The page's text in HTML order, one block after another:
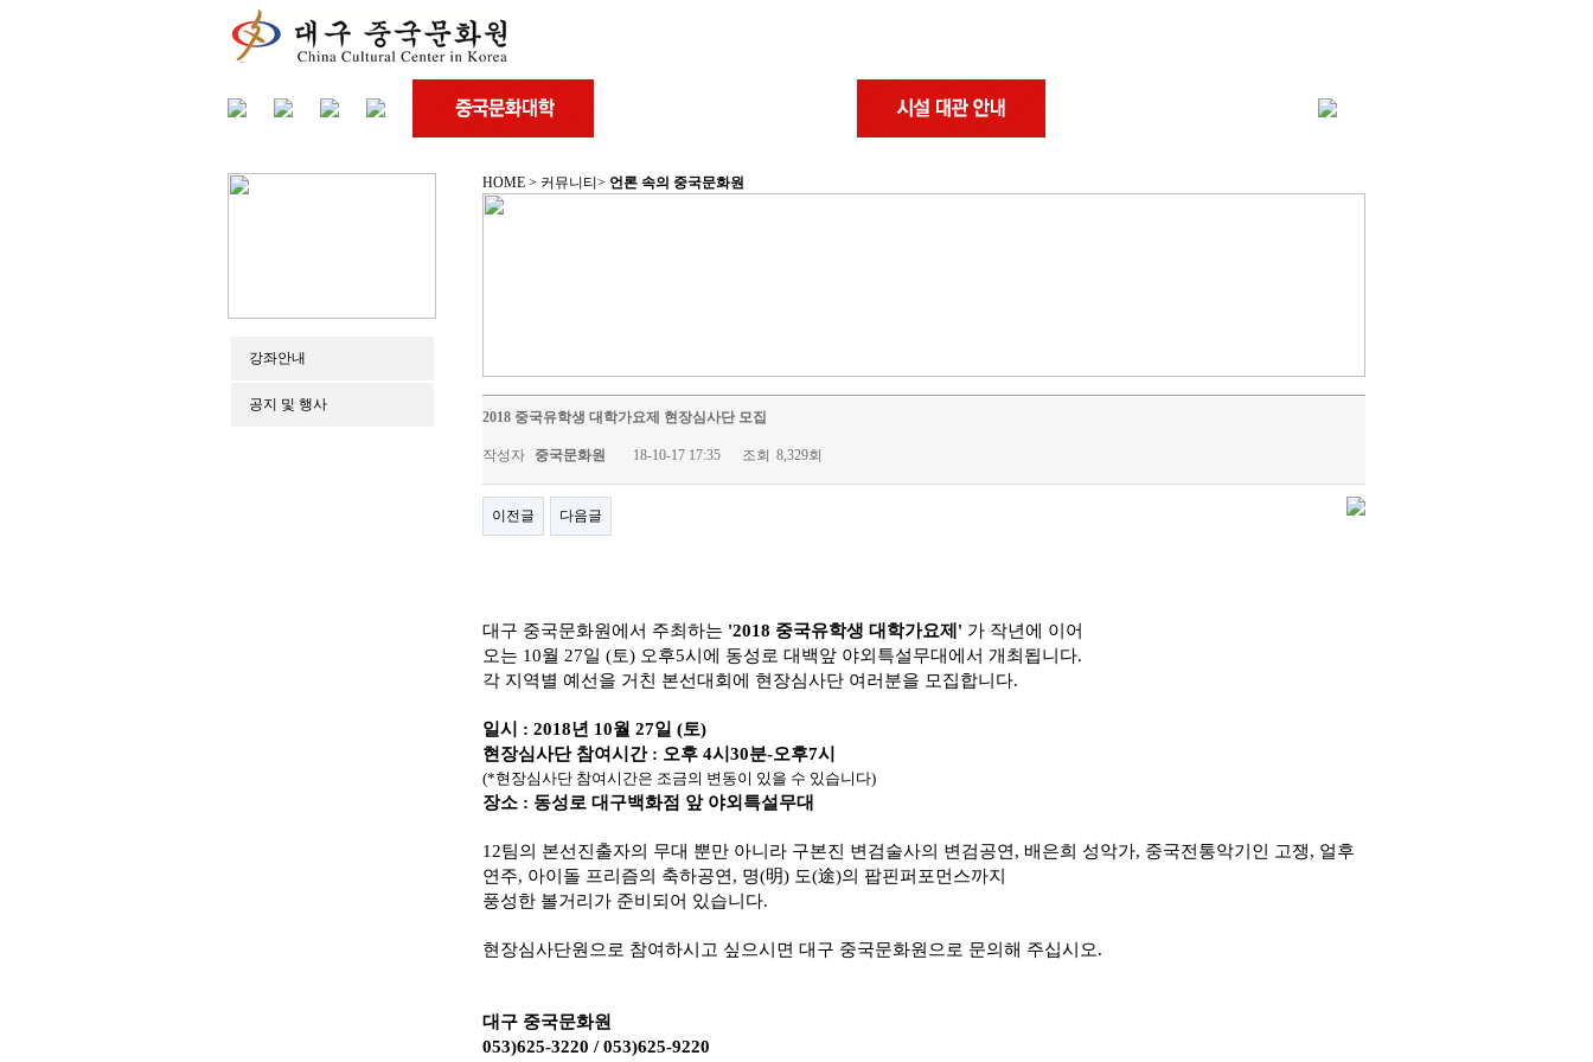
강좌안내
공지 및 행사
HOME > 커뮤니티> 언론 속의 중국문화원
2018 중국유학생 대학가요제 현장심사단 모집
작성자 중국문화원 18-10-17 17:35 조회 8,329회
이전글 다음글
대구 중국문화원에서 주최하는 '2018 중국유학생 대학가요제' 가 작년에 이어
오는 10월 27일 (토) 오후5시에 동성로 대백앞 야외특설무대에서 개최됩니다. ​
​각 지역별 예선을 거친 본선대회에 현장심사단 여러분을 모집합니다.
일시 : 2018년 10월 27일 (토)
현장심사단 참여시간 : 오후 4시30분-오후7시
(*현장심사단 참여시간은 조금의 변동이 있을 수 있습니다)​
장소 : 동성로 대구백화점 앞 야외특설무대
​12팀의 본선진출자의 무대 뿐만 아니라 구본진 변검술사의 변검공연, 배은희 성악가, 중국전통악기인 고쟁, 얼후
연주, 아이 돌 프리즘의 축하공연, 명(明) 도(途)의 팝핀퍼포먼스까지
풍성한 볼거리가 준비되어 있습니다.
현장심사단원으로 참여하시고 싶으시면 대구 중국문화원으로 문의해 주십시오.
대구 중국문화원
053)625-3220 / 053)625-9220